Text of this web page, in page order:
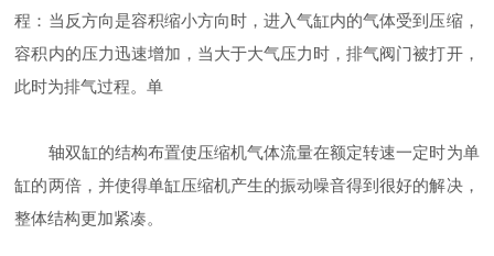
程：当反方向是容积缩小方向时，进入气缸内的气体受到压缩，
容积内的压力迅速增加，当大于大气压力时，排气阀门被打开，
此时为排气过程。单
轴双缸的结构布置使压缩机气体流量在额定转速一定时为单
缸的两倍，并使得单缸压缩机产生的振动噪音得到很好的解决，
整体结构更加紧凑。